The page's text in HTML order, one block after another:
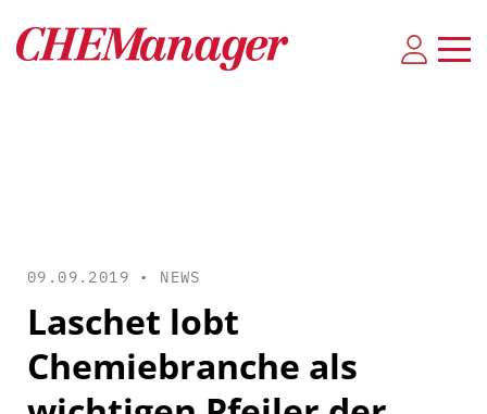
09.09.2019 • NEWS
Laschet lobt
Chemiebranche als